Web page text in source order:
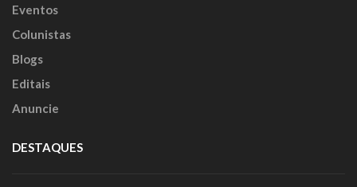
Eventos
Colunistas
Blogs
Editais
Anuncie
DESTAQUES